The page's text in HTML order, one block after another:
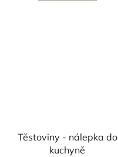
Těstoviny - nálepka do
kuchyně